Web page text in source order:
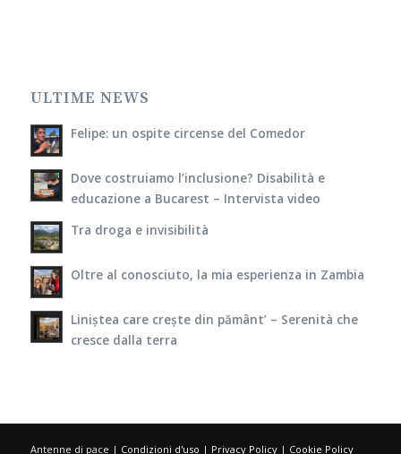
ULTIME NEWS
Felipe: un ospite circense del Comedor
Dove costruiamo l’inclusione? Disabilità e
educazione a Bucarest – Intervista video
Tra droga e invisibilità
Oltre al conosciuto, la mia esperienza in Zambia
Liniștea care crește din pământ’ – Serenità che
cresce dalla terra
Antenne di pace | Condizioni d'uso | Privacy Policy| Cookie Policy